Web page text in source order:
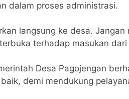
dalam proses administrasi.
langsung ke desa.
terhadap masukan dari
Desa Pagojengan
demi mendukung